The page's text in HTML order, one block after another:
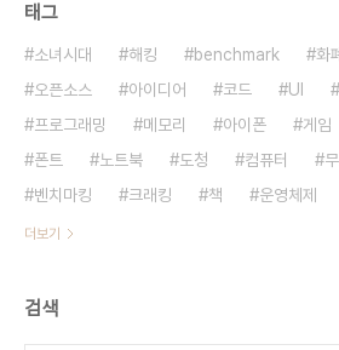
태그
소녀시대 해킹 benchmark 화폐
오픈소스
아이디어 코드 UI
프로그래밍
메모리 아이폰 게임
폰트
노트북 도청 컴퓨터
벤치마킹
크래킹 책 운영체제
더보기
검색